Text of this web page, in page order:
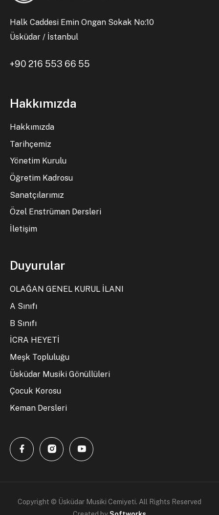
Halk Caddesi Emin Ongan Sokak No:10
Üsküdar / İstanbul
+90 216 553 66 55
Hakkımızda
Hakkımızda
Tarihçemiz
Yönetim Kurulu
Öğretim Kadrosu
Sanatçılarımız
Özel Enstrüman Dersleri
İletişim
Duyurular
OLAĞAN GENEL KURUL İLANI
A Sınıfı
B Sınıfı
İCRA HEYETİ
Meşk Topluluğu
Üsküdar Musiki Gönüllüleri
Çocuk Korosu
Keman Dersleri
Copyright © Üsküdar Musiki Cemiyeti. All Rights Reserved